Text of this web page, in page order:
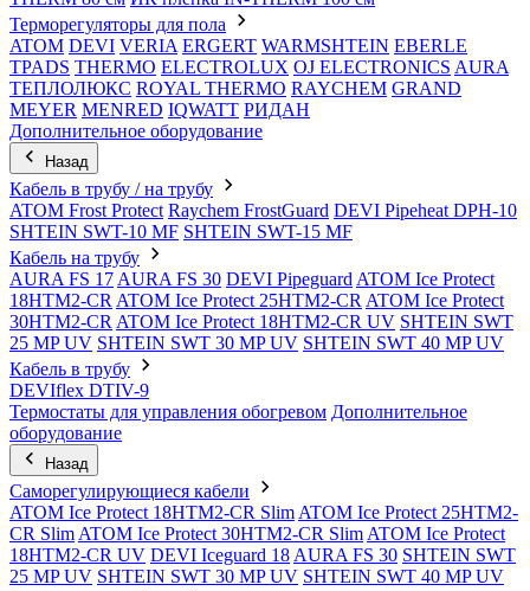
Терморегуляторы для пола
ATOM DEVI VERIA ERGERT WARMSHTEIN EBERLE
TPADS THERMO ELECTROLUX OJ ELECTRONICS AURA
ТЕПЛОЛЮКС ROYAL THERMO RAYCHEM GRAND
MEYER MENRED IQWATT РИДАН
Дополнительное оборудование
Назад
Кабель в трубу / на трубу
ATOM Frost Protect Raychem FrostGuard DEVI Pipeheat DPH-10
SHTEIN SWT-10 MF SHTEIN SWT-15 MF
Кабель на трубу
AURA FS 17 AURA FS 30 DEVI Pipeguard ATOM Ice Protect
18HTM2-CR ATOM Ice Protect 25HTM2-CR ATOM Ice Protect
30HTM2-CR ATOM Ice Protect 18HTM2-CR UV SHTEIN SWT
25 MP UV SHTEIN SWT 30 MP UV SHTEIN SWT 40 MP UV
Кабель в трубу
DEVIflex DTIV-9
Термостаты для управления обогревом Дополнительное
оборудование
Назад
Саморегулирующиеся кабели
ATOM Ice Protect 18HTM2-CR Slim ATOM Ice Protect 25HTM2-
CR Slim ATOM Ice Protect 30HTM2-CR Slim ATOM Ice Protect
18HTM2-CR UV DEVI Iceguard 18 AURA FS 30 SHTEIN SWT
25 MP UV SHTEIN SWT 30 MP UV SHTEIN SWT 40 MP UV